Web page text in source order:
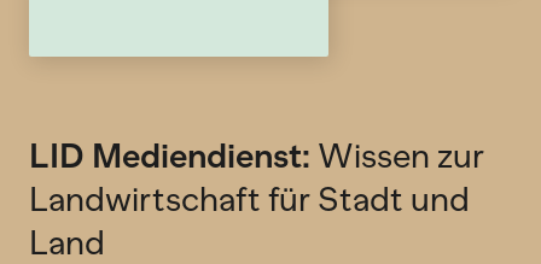
LID Mediendienst: Wissen zur
Landwirtschaft für Stadt und
Land